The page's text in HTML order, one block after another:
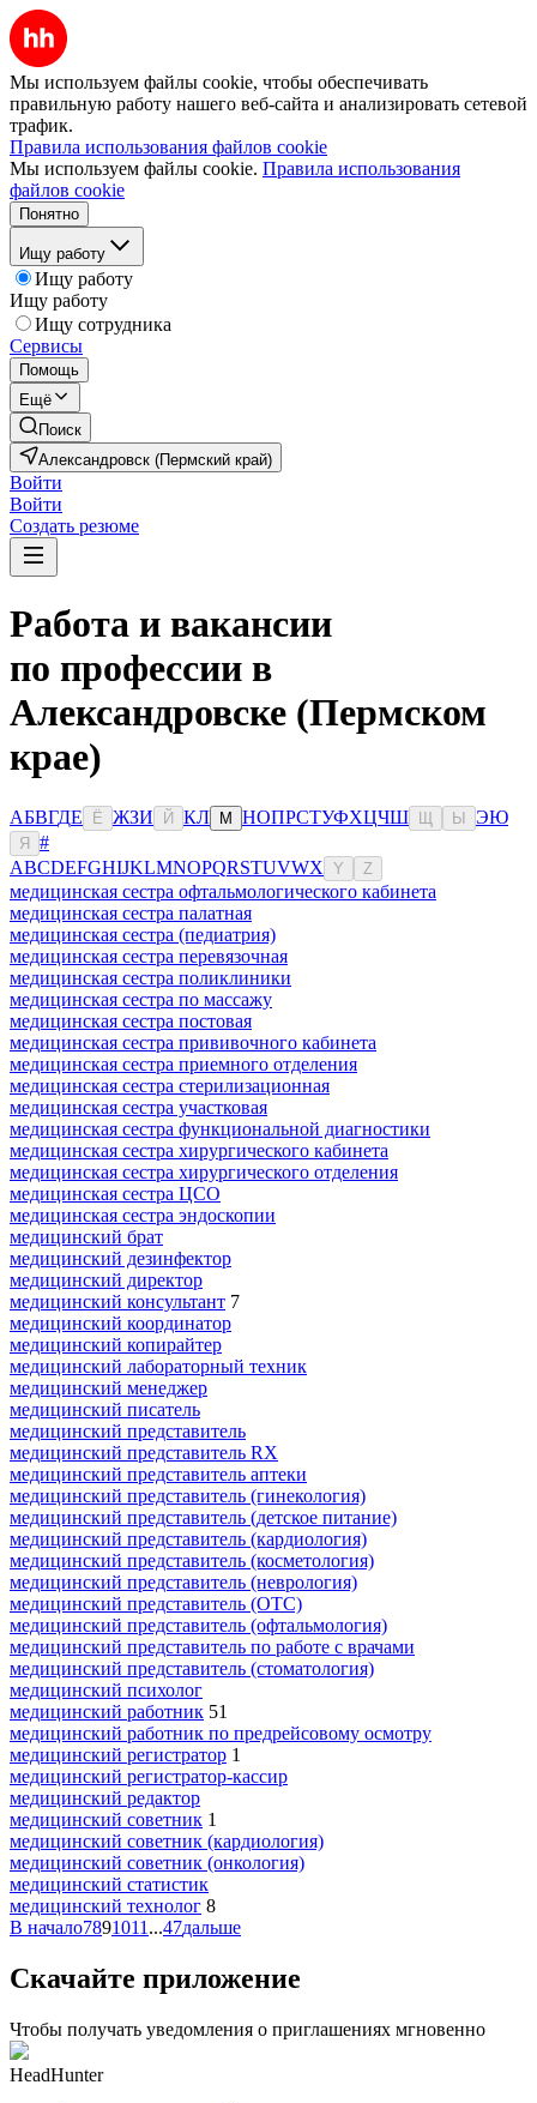
Мы используем файлы cookie, чтобы обеспечивать
правильную работу нашего веб-сайта и анализировать сетевой
трафик.
Правила использования файлов cookie
Мы используем файлы cookie. Правила использования
файлов cookie
Понятно
Ищу работу
Ищу работу
Ищу работу
Ищу сотрудника
Сервисы
Помощь
Ещё
Поиск
Александровск (Пермский край)
Войти
Войти
Создать резюме
Работа и вакансии
по профессии в
Александровске (Пермском
крае)
АБВГДЕ Ё ЖЗИ Й КЛ М НОПРСТУФХЦЧШ Ы ЭЮ
Я
#
ABCDEFGHIJKLMNOPQRSTUVWX Y Z
медицинская сестра офтальмологического кабинета
медицинская сестра палатная
медицинская сестра (педиатрия)
медицинская сестра перевязочная
медицинская сестра поликлиники
медицинская сестра по массажу
медицинская сестра постовая
медицинская сестра прививочного кабинета
медицинская сестра приемного отделения
медицинская сестра стерилизационная
медицинская сестра участковая
медицинская сестра функциональной диагностики
медицинская сестра хирургического кабинета
медицинская сестра хирургического отделения
медицинская сестра ЦСО
медицинская сестра эндоскопии
медицинский брат
медицинский дезинфектор
медицинский директор
медицинский консультант 7
медицинский координатор
медицинский копирайтер
медицинский лабораторный техник
медицинский менеджер
медицинский писатель
медицинский представитель
медицинский представитель RX
медицинский представитель аптеки
медицинский представитель (гинекология)
медицинский представитель (детское питание)
медицинский представитель (кардиология)
медицинский представитель (косметология)
медицинский представитель (неврология)
медицинский представитель (ОТС)
медицинский представитель (офтальмология)
медицинский представитель по работе с врачами
медицинский представитель (стоматология)
медицинский психолог
медицинский работник 51
медицинский работник по предрейсовому осмотру
медицинский регистратор 1
медицинский регистратор-кассир
медицинский редактор
медицинский советник 1
медицинский советник (кардиология)
медицинский советник (онкология)
медицинский статистик
медицинский технолог 8
В начало7891011 ...47дальше
Скачайте приложение
Чтобы получать уведомления о приглашениях мгновенно
HeadHunter